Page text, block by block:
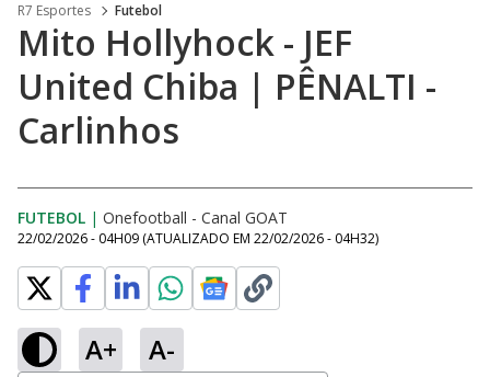
R7 Esportes Futebol
Mito Hollyhock - JEF
United Chiba | PÊNALTI -
Carlinhos
FUTEBOL | Onefootball - Canal GOAT
22/02/2026 - 04H09 (ATUALIZADO EM 22/02/2026 - 04H32)
A+ A-